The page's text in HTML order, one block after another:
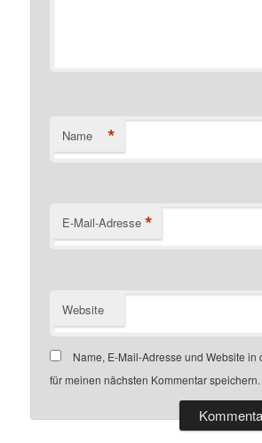
Name *
E-Mail-Adresse *
Website
Name, E-Mail-Adresse und Website in
für meinen nächsten Kommentar speichern.